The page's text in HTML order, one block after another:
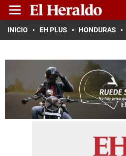
INICIO EH PLUS HONDURAS